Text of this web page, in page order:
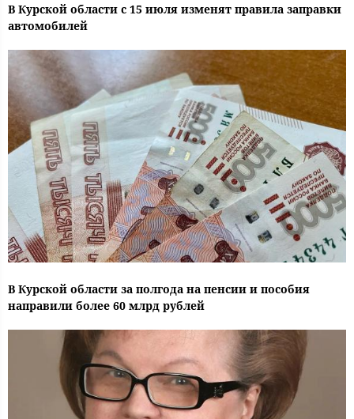
В Курской области с 15 июля изменят правила заправки
автомобилей
В Курской области за полгода на пенсии и пособия
направили более 60 млрд рублей